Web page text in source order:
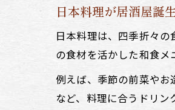
日本料理が居酒屋誕
日本料理は、四季折々
の食材を活かした和食メ
例えば、季節の前菜やお
など、料理に合うドリン